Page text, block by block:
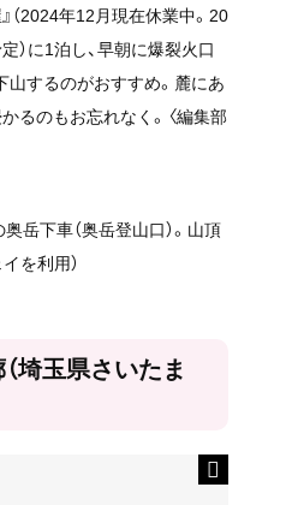
（2024年12月現在休業中。20
）に1泊し、早朝に爆裂火口
山するのがおすすめ。麓にあ
るのもお忘れなく。〈編集部
岳下車（奥岳登山口）。山頂
を利用）
埼玉県さいたま